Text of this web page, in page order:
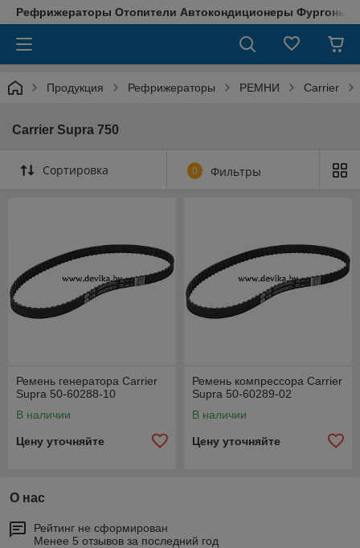
Рефрижераторы Отопители Автокондиционеры Фургоны
Продукция Рефрижераторы РЕМНИ Carrier
Carrier Supra 750
Сортировка 0 Фильтры
Ремень генератора Carrier
Supra 50-60288-10
В наличии
Цену уточняйте
Ремень компрессора Carrier
Supra 50-60289-02
В наличии
Цену уточняйте
О нас
Рейтинг не сформирован
Менее 5 отзывов за последний год